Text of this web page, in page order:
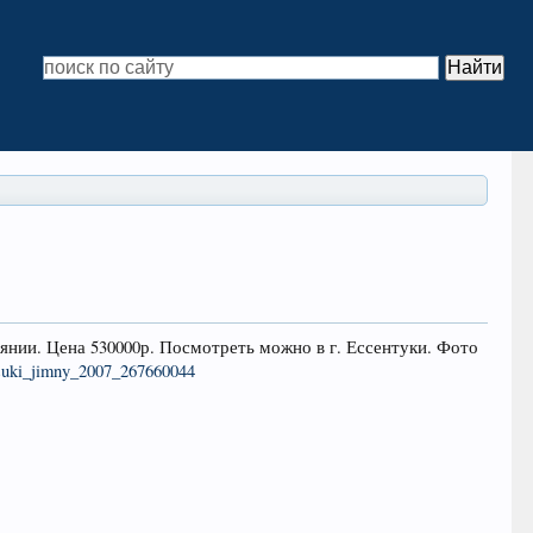
Цена 530000р. Посмотреть можно в г. Ессентуки. Фото